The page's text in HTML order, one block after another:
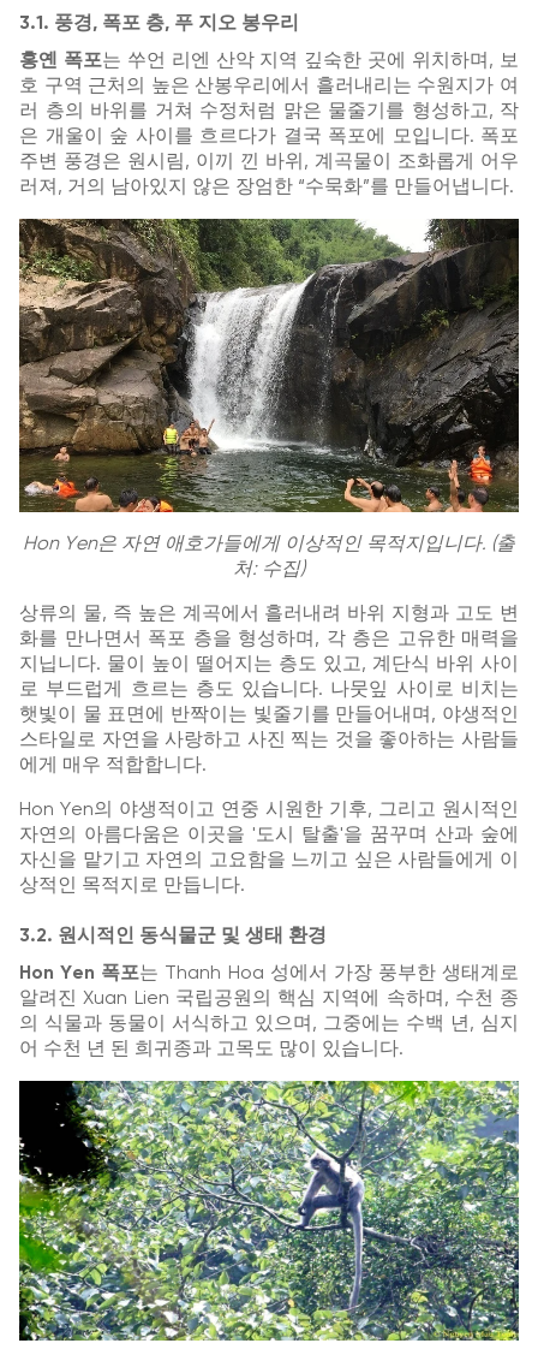
3.1. 풍경, 폭포 층, 푸 지오 봉우리
홍옌 폭포는 쑤언 리엔 산악 지역 깊숙한 곳에 위치하며, 보
호 구역 근처의 높은 산봉우리에서 흘러내리는 수원지가 여
러 층의 바위를 거쳐 수정처럼 맑은 물줄기를 형성하고, 작
은 개울이 숲 사이를 흐르다가 결국 폭포에 모입니다. 폭포
주변 풍경은 원시림, 이끼 낀 바위, 계곡물이 조화롭게 어우
러져, 거의 남아있지 않은 장엄한 “수묵화”를 만들어냅니다.
Hon Yen은 자연 애호가들에게 이상적인 목적지입니다. (출
처: 수집)
상류의 물, 즉 높은 계곡에서 흘러내려 바위 지형과 고도 변
화를 만나면서 폭포 층을 형성하며, 각 층은 고유한 매력을
지닙니다. 물이 높이 떨어지는 층도 있고, 계단식 바위 사이
로 부드럽게 흐르는 층도 있습니다. 나뭇잎 사이로 비치는
햇빛이 물 표면에 반짝이는 빛줄기를 만들어내며, 야생적인
스타일로 자연을 사랑하고 사진 찍는 것을 좋아하는 사람들
에게 매우 적합합니다.
Hon Yen의 야생적이고 연중 시원한 기후, 그리고 원시적인
자연의 아름다움은 이곳을 '도시 탈출'을 꿈꾸며 산과 숲에
자신을 맡기고 자연의 고요함을 느끼고 싶은 사람들에게 이
상적인 목적지로 만듭니다.
3.2. 원시적인 동식물군 및 생태 환경
Hon Yen 폭포는 Thanh Hoa 성에서 가장 풍부한 생태계로
알려진 Xuan Lien 국립공원의 핵심 지역에 속하며, 수천 종
의 식물과 동물이 서식하고 있으며, 그중에는 수백 년, 심지
어 수천 년 된 희귀종과 고목도 많이 있습니다.